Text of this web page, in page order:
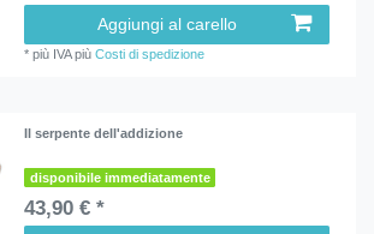
Aggiungi al carello
*più IVApiùCosti di spedizione
Il serpente dell'addizione
disponibile immediatamente
43,90 € *